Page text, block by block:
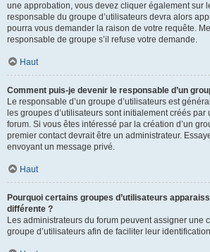
une approbation, vous devez cliquer également sur
responsable du groupe d’utilisateurs devra alors
pourra vous demander la raison de votre requête.
responsable de groupe s’il refuse votre demande.
Haut
Comment puis-je devenir le responsable d’un
Le responsable d’un groupe d’utilisateurs est
les groupes d’utilisateurs sont initialement créés par
forum. Si vous êtes intéressé par la création d’un
premier contact devrait être un administrateur.
envoyant un message privé.
Haut
Pourquoi certains groupes d’utilisateurs
différente ?
Les administrateurs du forum peuvent assigner une
groupe d’utilisateurs afin de faciliter leur